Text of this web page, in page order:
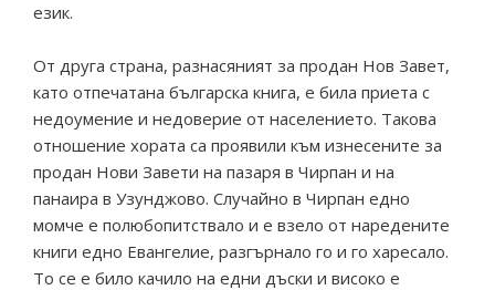
език.
От друга страна, разнасяният за продан Нов Завет,
като отпечатана българска книга, е била приета с
недоумение и недоверие от населението. Такова
отношение хората са проявили към изнесените за
продан Нови Завети на пазаря в Чирпан и на
панаира в Узунджово. Случайно в Чирпан едно
момче е полюбопитствало и е взело от наредените
книги едно Евангелие, разгърнало го и го харесало.
То се е било качило на едни дъски и високо е